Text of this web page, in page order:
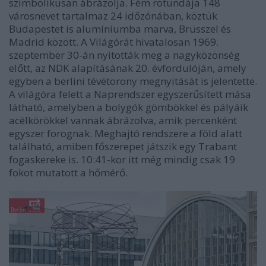
szimbolikusan ábrázolja. Fém rotundája 148
városnevet tartalmaz 24 időzónában, köztük
Budapestet is alumíniumba marva, Brüsszel és
Madrid között. A Világórát hivatalosan 1969.
szeptember 30-án nyitották meg a nagyközönség
előtt, az NDK alapításának 20. évfordulóján, amely
egyben a berlini tévétorony megnyitását is jelentette.
A világóra felett a Naprendszer egyszerűsített mása
látható, amelyben a bolygók gömbökkel és pályáik
acélkörökkel vannak ábrázolva, amik percenként
egyszer forognak. Meghajtó rendszere a föld alatt
található, amiben főszerepet játszik egy Trabant
fogaskereke is. 10:41-kor itt még mindig csak 19
fokot mutatott a hőmérő.